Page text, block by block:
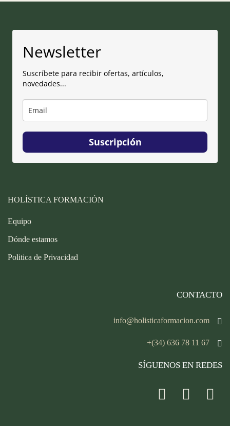
Newsletter
Suscríbete para recibir ofertas, artículos,
novedades...
Suscripción
HOLÍSTICA FORMACIÓN
Equipo
Dónde estamos
Politica de Privacidad
CONTACTO
info@holisticaformacion.com
+(34) 636 78 11 67
SÍGUENOS EN REDES